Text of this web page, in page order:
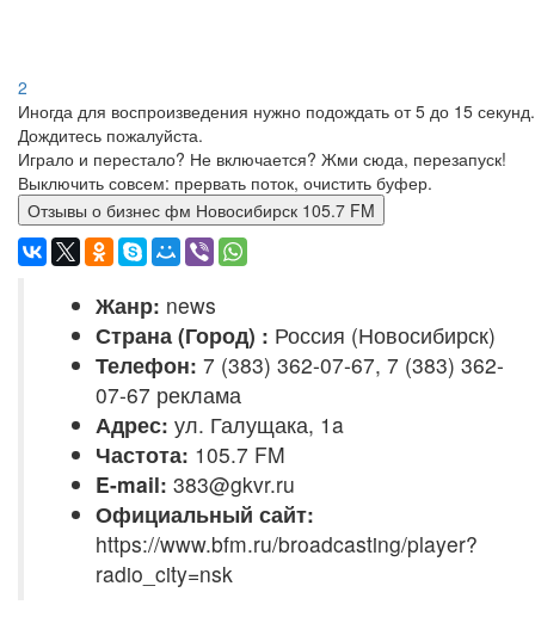
2
Иногда для воспроизведения нужно подождать от 5 до 15 секунд.
Дождитесь пожалуйста.
Играло и перестало? Не включается? Жми сюда, перезапуск!
Выключить совсем: прервать поток, очистить буфер.
Отзывы о бизнес фм Новосибирск 105.7 FM
Жанр: news
Страна (Город) : Россия (Новосибирск)
Телефон: 7 (383) 362-07-67, 7 (383) 362-
07-67 реклама
Адрес: ул. Галущака, 1a
Частота: 105.7 FM
E-mail: 383@gkvr.ru
Официальный сайт:
https://www.bfm.ru/broadcasting/player?
radio_city=nsk